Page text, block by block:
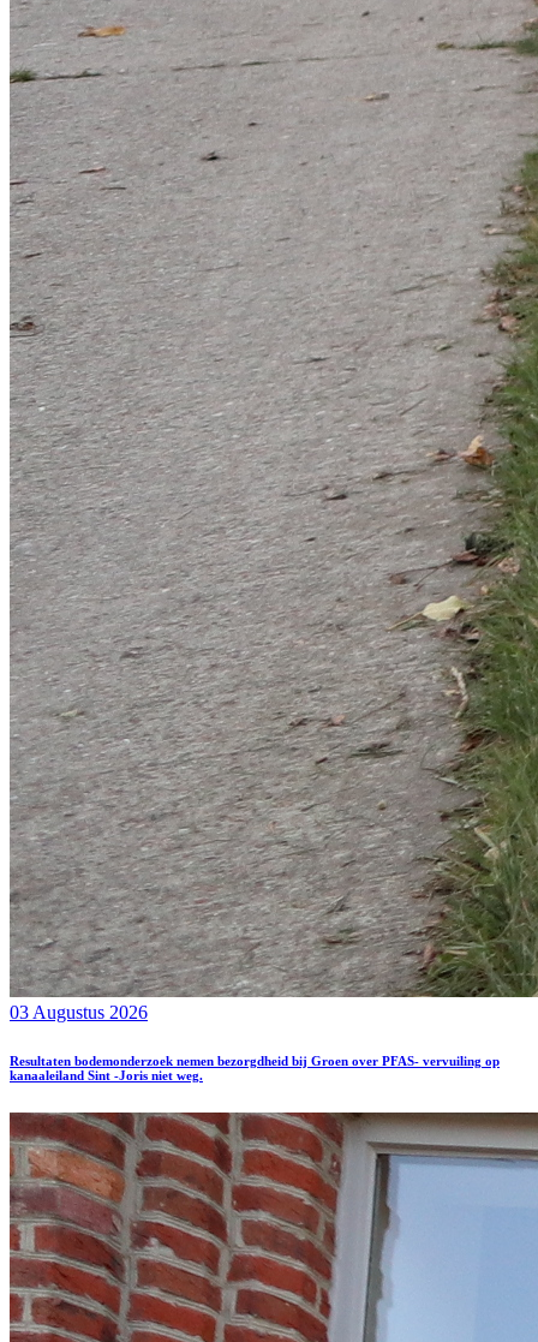
03 Augustus 2026
Resultaten bodemonderzoek nemen bezorgdheid bij Groen over PFAS- vervuiling op
kanaaleiland Sint -Joris niet weg.